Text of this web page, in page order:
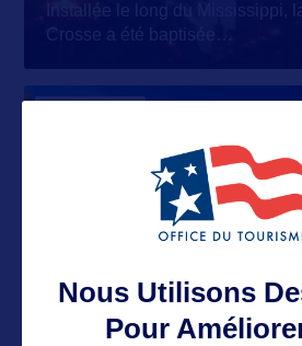
Installée le long du Mississippi,
Crosse a été baptisée
Apostle Islands
Seashore
Nous Utilisons
Pour